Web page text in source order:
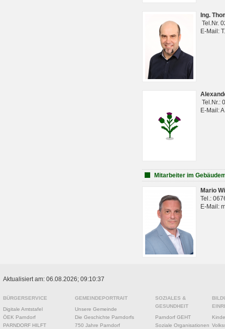
Ing.
Tel.Nr.
E-Mail:
Tel.Nr.:
E-Mail:
Mitarbeiter im
Mario
Tel.:
E-Mail:
Aktualisiert am: 06.08.2026; 09:10:37
BÜRGERSERVICE
Digitale Amtstafel
ÖEK Parndorf
PARNDORF HILFT
GEMEINDEPORTRAIT
Unsere Gemeinde
Die Geschichte Parndorfs
750 Jahre Parndorf
SOZIALES &
GESUNDHEIT
Parndorf GEHT
Soziale Organisationen